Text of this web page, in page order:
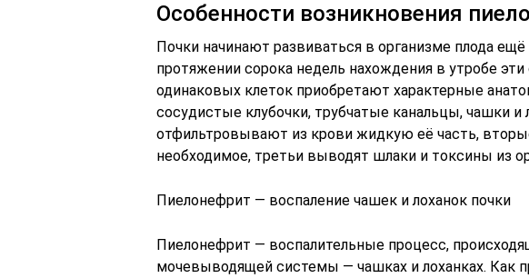
Особенности возникновения
Почки начинают развиваться в организме плода
протяжении сорока недель нахождения в утробе
одинаковых клеток приобретают характерные
сосудистые клубочки, трубчатые канальцы, чашки и
отфильтровывают из крови жидкую её часть,
необходимое, третьи выводят шлаки и токсины из
Пиелонефрит — воспаление чашек и лоханок почки
Пиелонефрит — воспалительные процесс,
мочевыводящей системы — чашках и лоханках. Как